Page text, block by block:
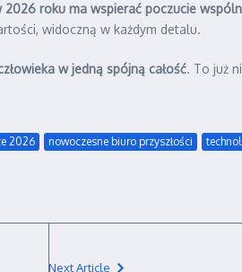
2026 roku ma wspierać poczucie
widoczną w każdym detalu.
w jedną spójną całość. To już
2026 nowoczesne biuro przyszłości
Next Article